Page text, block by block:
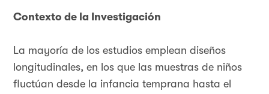
Contexto de la Investigación
La mayoría de los estudios emplean diseños
longitudinales, en los que las muestras de niños
fluctúan desde la infancia temprana hasta el